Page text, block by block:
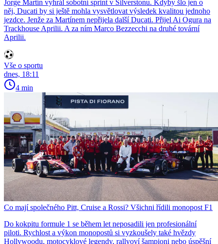
Jorge Martín vyhrál sobotní sprint v Silverstonu. Kdyby šlo jen o
něj, Ducati by si ještě mohla vysvětlovat výsledek kvalitou jednoho
jezdce. Jenže za Martínem nepřijela další Ducati. Přijel Ai Ogura na
Trackhouse Aprilii. A za ním Marco Bezzecchi na druhé tovární
Aprilii.
Vše o sportu
dnes, 18:11
4 min
Co mají společného Pitt, Cruise a Rossi? Všichni řídili monopost F1
Do kokpitu formule 1 se během let neposadili jen profesionální
piloti. Rychlost a výkon monopostů si vyzkoušely také hvězdy
Hollywoodu, motocyklové legendy, rallyoví šampioni nebo úspěšní